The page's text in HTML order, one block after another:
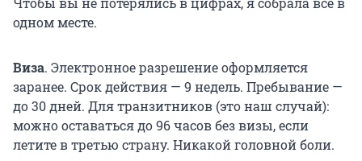
одном месте.
Виза. Электронное разрешение оформляется
заранее. Срок действия — 9 недель. Пребывание —
до 30 дней. Для транзитников (это наш случай):
можно оставаться до96 часовбез визы, если
летите в третью страну. Никакой головной боли.